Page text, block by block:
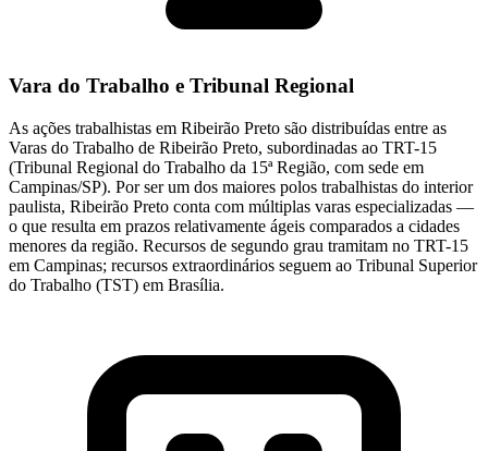
Vara do Trabalho e Tribunal Regional
As ações trabalhistas em Ribeirão Preto são distribuídas entre as
Varas do Trabalho de Ribeirão Preto, subordinadas ao TRT-15
(Tribunal Regional do Trabalho da 15ª Região, com sede em
Campinas/SP). Por ser um dos maiores polos trabalhistas do interior
paulista, Ribeirão Preto conta com múltiplas varas especializadas —
o que resulta em prazos relativamente ágeis comparados a cidades
menores da região. Recursos de segundo grau tramitam no TRT-15
em Campinas; recursos extraordinários seguem ao Tribunal Superior
do Trabalho (TST) em Brasília.